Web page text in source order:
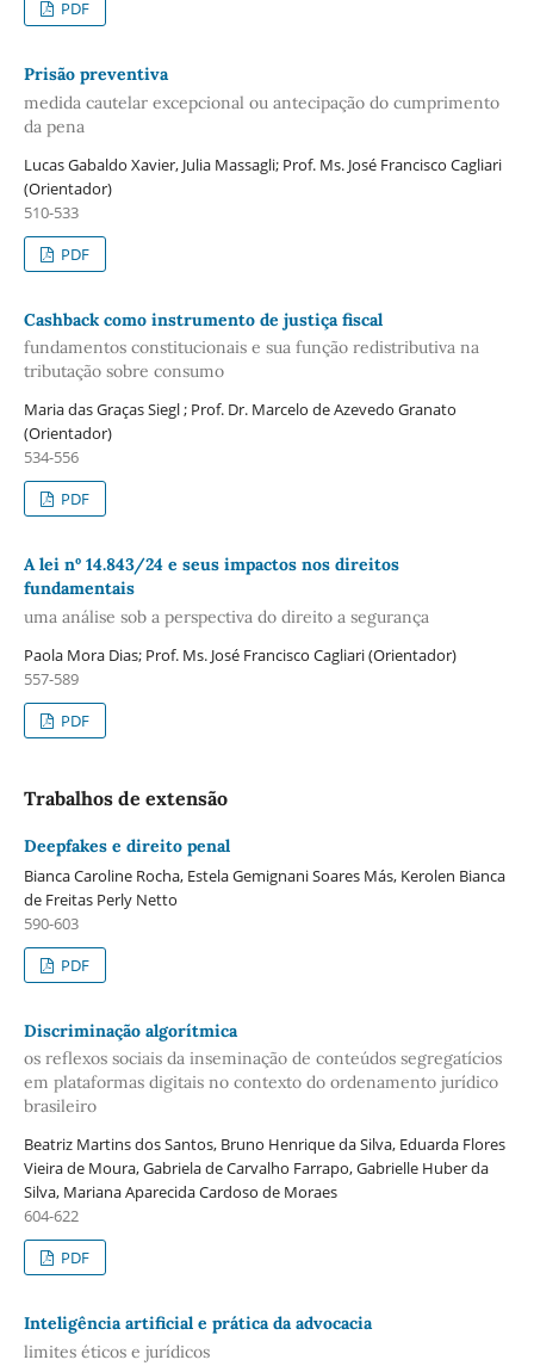
PDF
Prisão preventiva
medida cautelar excepcional ou antecipação do cumprimento
da pena
Lucas Gabaldo Xavier, Julia Massagli; Prof. Ms. José Francisco Cagliari
(Orientador)
510-533
PDF
Cashback como instrumento de justiça fiscal
fundamentos constitucionais e sua função redistributiva na
tributação sobre consumo
Maria das Graças Siegl ; Prof. Dr. Marcelo de Azevedo Granato
(Orientador)
534-556
PDF
A lei nº 14.843/24 e seus impactos nos direitos
fundamentais
uma análise sob a perspectiva do direito a segurança
Paola Mora Dias; Prof. Ms. José Francisco Cagliari (Orientador)
557-589
PDF
Trabalhos de extensão
Deepfakes e direito penal
Bianca Caroline Rocha, Estela Gemignani Soares Más, Kerolen Bianca
de Freitas Perly Netto
590-603
PDF
Discriminação algorítmica
os reflexos sociais da inseminação de conteúdos segregatícios
em plataformas digitais no contexto do ordenamento jurídico
brasileiro
Beatriz Martins dos Santos, Bruno Henrique da Silva, Eduarda Flores
Vieira de Moura, Gabriela de Carvalho Farrapo, Gabrielle Huber da
Silva, Mariana Aparecida Cardoso de Moraes
604-622
PDF
Inteligência artificial e prática da advocacia
limites éticos e jurídicos